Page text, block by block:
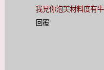
我見你泡芙材料度有
回覆